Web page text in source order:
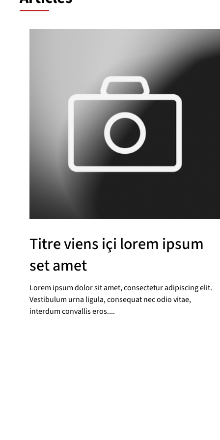
Titre viens içi lorem ipsum
set amet
Lorem ipsum dolor sit amet, consectetur adipiscing elit.
Vestibulum urna ligula, consequat nec odio vitae,
interdum convallis eros....